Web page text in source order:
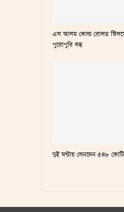
এস আলম কোল্ড রোলড
পুরোপুরি বন্ধ
দুই ঘণ্টায় লেনদেন ৫৪৮ কোটি